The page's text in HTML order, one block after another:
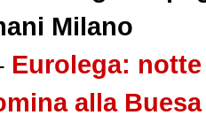
Milano
Eurolega:
alla